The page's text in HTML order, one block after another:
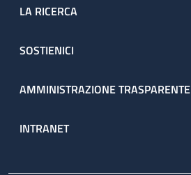
LA RICERCA
SOSTIENICI
AMMINISTRAZIONE TRASPARENTE
INTRANET